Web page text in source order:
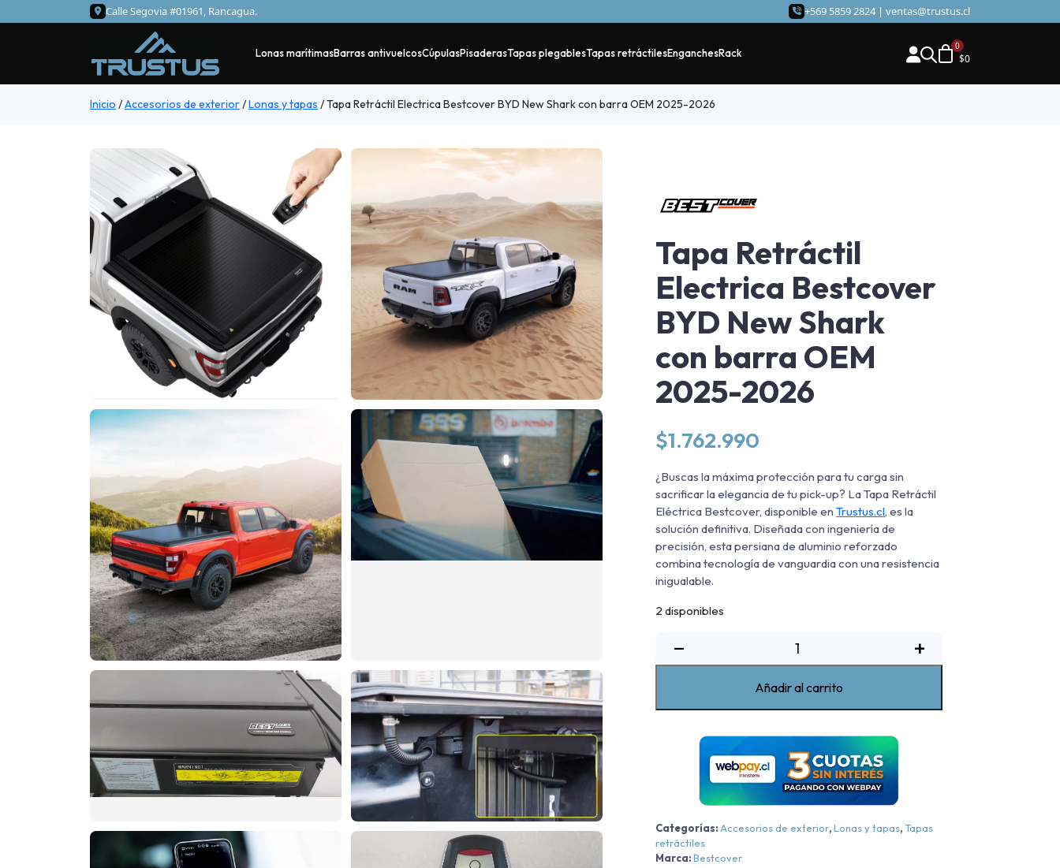
Calle Segovia #01961, Rancagua. +569 5859 2824 | ventas@trustus.cl
Lonas marítimasBarras antivuelcosCúpulasPisaderasTapas plegablesTapas retráctilesEnganchesRack $0
Inicio /Accesorios de exterior/Lonas y tapas /Tapa Retráctil Electrica Bestcover BYD New Shark con barra OEM 2025-2026
Tapa Retráctil
Electrica Bestcover
BYD New Shark
con barra OEM
2025-2026
$1.762.990
¿Buscas la máxima protección para tu carga sin
sacrificar la elegancia de tu pick-up? La Tapa Retráctil
Eléctrica Bestcover, disponible enTrustus.cl, es la
solución definitiva. Diseñada con ingeniería de
precisión, esta persiana de aluminio reforzado
combina tecnología de vanguardia con una resistencia
inigualable.
2 disponibles
−
New
Shark
con
barra
2025-
2026
+
Añadir al carrito
Categorías: Accesorios de exterior,Lonas y tapas,Tapas
retráctiles
Marca:Bestcover